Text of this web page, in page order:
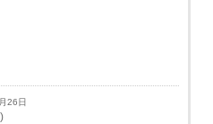
26日